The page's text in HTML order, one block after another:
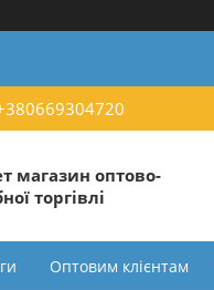
магазин оптово-
торгівлі
Оптовим клієнтам